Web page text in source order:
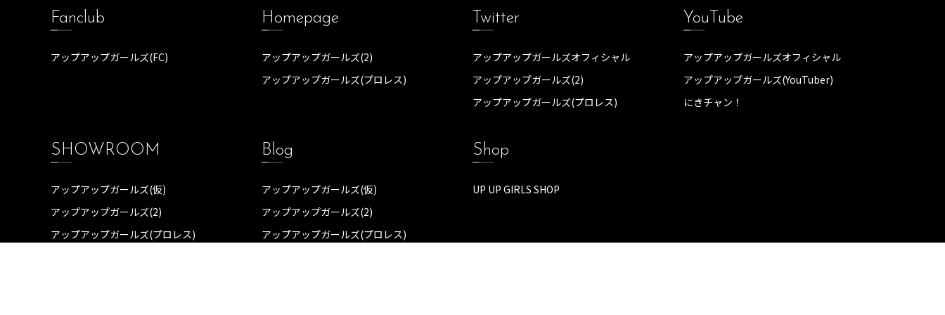
Fanclub
アップアップガールズ(FC)
Homepage
アップアップガールズ(2)
アップアップガールズ(プロレス)
Twitter
アップアップガールズオフィシャル
アップアップガールズ(2)
アップアップガールズ(プロレス)
YouTube
アップアップガールズオフィシャル
アップアップガールズ(YouTuber)
にきチャン！
SHOWROOM
アップアップガールズ(仮)
アップアップガールズ(2)
アップアップガールズ(プロレス)
Blog
アップアップガールズ(仮)
アップアップガールズ(2)
アップアップガールズ(プロレス)
Shop
UP UP GIRLS SHOP